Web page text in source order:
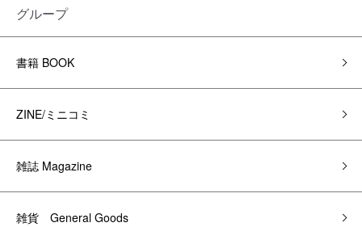
グループ
書籍 BOOK
ZINE/ミニコミ
雑誌 Magazine
雑貨 General Goods